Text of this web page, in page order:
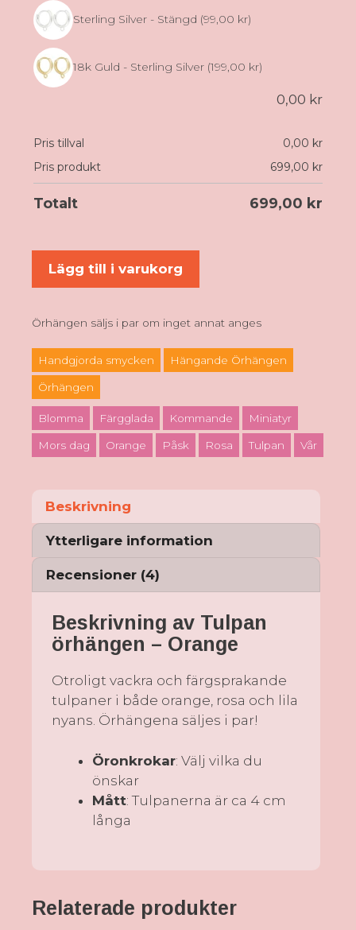
Sterling Silver - Stängd (99,00 kr)
18k Guld - Sterling Silver (199,00 kr)
0,00 kr
Pris tillval 0,00 kr
Pris produkt
699,00 kr
Totalt 699,00 kr
örhängen
Orange
Lägg till i varukorg
Örhängen säljs i par om inget annat anges
Handgjorda smycken Hängande Örhängen
Örhängen
Blomma Färgglada Kommande Miniatyr
Mors dag Orange Påsk Rosa Tulpan Vår
Beskrivning
Ytterligare information
Recensioner (4)
Beskrivning av Tulpan
örhängen – Orange
Otroligt vackra och färgsprakande
tulpaner i både orange, rosa och lila
nyans. Örhängena säljes i par!
Öronkrokar: Välj vilka du
önskar
Mått: Tulpanerna är ca 4 cm
långa
Relaterade produkter